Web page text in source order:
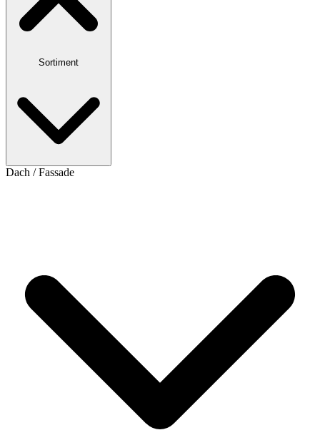
Sortiment
Dach / Fassade